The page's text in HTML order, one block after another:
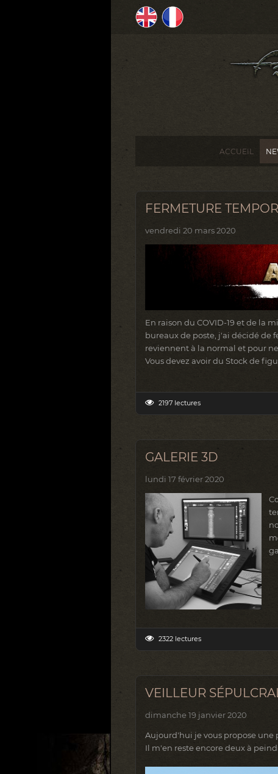
ACCUEIL
FERMETURE
vendredi 20 mars 2020
En raison du COVID-19 et de la
bureaux de poste, j'ai décidé de
reviennent à la normal et pour
Vous devez avoir du Stock de
2197 lectures
GALERIE 3D
lundi 17 février 2020
2322 lectures
VEILLEUR
dimanche 19 janvier 2020
Aujourd'hui je vous propose une
Il m'en reste encore deux à